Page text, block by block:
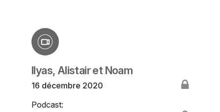
Ilyas, Alistair et Noam
16 décembre 2020
Podcast: